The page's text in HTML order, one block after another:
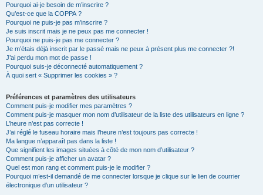
Pourquoi ai-je besoin de m’inscrire ?
Qu’est-ce que la COPPA ?
Pourquoi ne puis-je pas m’inscrire ?
Je suis inscrit mais je ne peux pas me connecter !
Pourquoi ne puis-je pas me connecter ?
Je m’étais déjà inscrit par le passé mais ne peux à présent plus me connecter ?!
J’ai perdu mon mot de passe !
Pourquoi suis-je déconnecté automatiquement ?
À quoi sert « Supprimer les cookies » ?
Préférences et paramètres des utilisateurs
Comment puis-je modifier mes paramètres ?
Comment puis-je masquer mon nom d’utilisateur de la liste des utilisateurs en ligne ?
L’heure n’est pas correcte !
J’ai réglé le fuseau horaire mais l’heure n’est toujours pas correcte !
Ma langue n’apparaît pas dans la liste !
Que signifient les images situées à côté de mon nom d’utilisateur ?
Comment puis-je afficher un avatar ?
Quel est mon rang et comment puis-je le modifier ?
Pourquoi m’est-il demandé de me connecter lorsque je clique sur le lien de courrier
électronique d’un utilisateur ?